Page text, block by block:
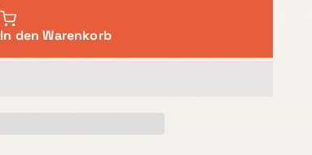
In den Warenkorb